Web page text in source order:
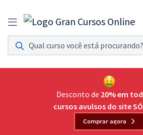
Assinatura Ilimitada 11
Acesso a todos os cursos. Teste grátis por 7 dias!
Assinatura OAB Até Passar
Acesso ilimitado a toda preparação para o Exame da
Residências Multiprofissionais
Desconto de 20% em
cursos avulsos do site SÓ
Comprar agora